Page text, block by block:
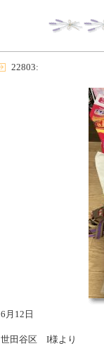
22803:
6月12日
世田谷区 I様より